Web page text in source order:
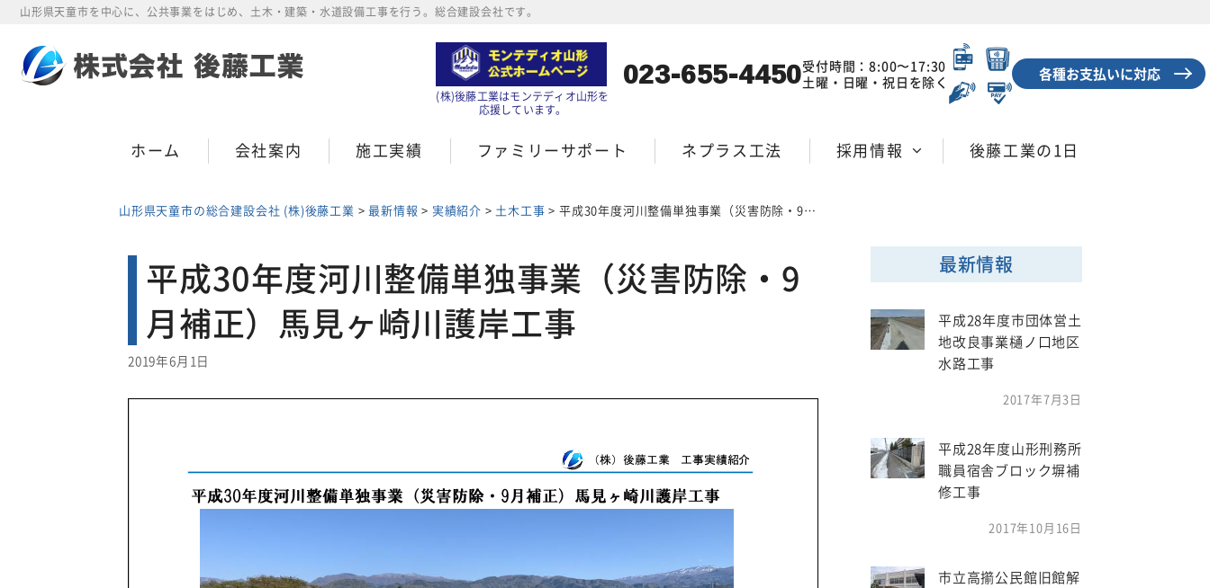
Skip
content
山形県天童市を中心に、公共事業をはじめ、土木・建築・水道設備工事を行う。総合建設会社です。
(株)後藤工業はモンテディオ山形を
応援しています。
023-655-4450受付時間：8:00〜17:30
土曜・日曜・祝日を除く
各種お支払いに対応
ホーム 会社案内 施工実績 ファミリーサポート ネプラス工法 採用情報 後藤工業の1日
山形県天童市の総合建設会社 (株)後藤工業 > 最新情報 > 実績紹介 > 土木工事 >平成30年度河川整備単独事業（災害防除・9月補正）馬見ヶ崎川護岸工事
平成30年度河川整備単独事業（災害防除・9
月補正）馬見ヶ崎川護岸工事
2019年6月1日
最新情報
平成28年度市団体営土
地改良事業樋ノ口地区
水路工事
2017年7月3日
平成28年度山形刑務所
職員宿舎ブロック塀補
修工事
2017年10月16日
市立高擶公民館旧館解